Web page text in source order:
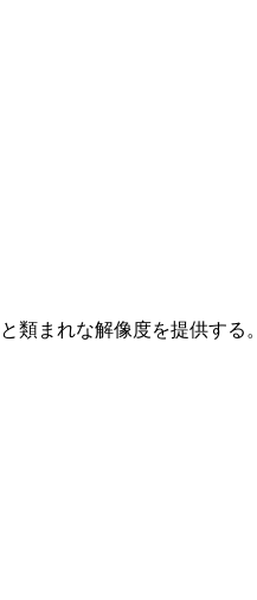
類まれな解像度を提供する。